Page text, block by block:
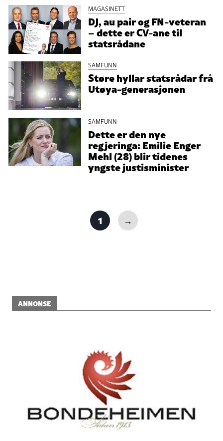
MAGASINETT
DJ, au pair og FN-veteran
– dette er CV-ane til
statsrådane
SAMFUNN
Støre hyllar statsrådar frå
Utøya-generasjonen
SAMFUNN
Dette er den nye
regjeringa: Emilie Enger
Mehl (28) blir tidenes
yngste justisminister
1 →
ANNONSE